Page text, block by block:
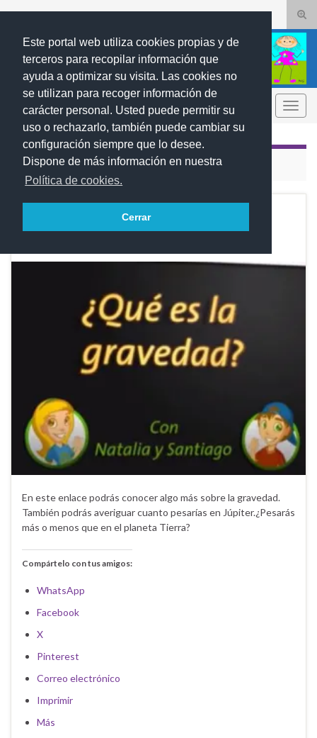
Este portal web utiliza cookies propias y de
terceros para recopilar información que
ayuda a optimizar su visita. Las cookies no
se utilizan para recoger información de
carácter personal. Usted puede permitir su
uso o rechazarlo, también puede cambiar su
configuración siempre que lo desee.
Dispone de más información en nuestra
Política de cookies.
Cerrar
el
de
Search for:
REBUMBIOS
CATEGORÍA:GRAVEDAD
16
La gravedad
Archivado enGravedad,Sociales,Tierra
En este enlace podrás conocer algo más sobre la gravedad.
También podrás averiguar cuanto pesarías en Júpiter.¿Pesarás
más o menos que en el planeta Tierra?
Compártelo con tus amigos:
WhatsApp
Facebook
X
Pinterest
Correo electrónico
Imprimir
Más